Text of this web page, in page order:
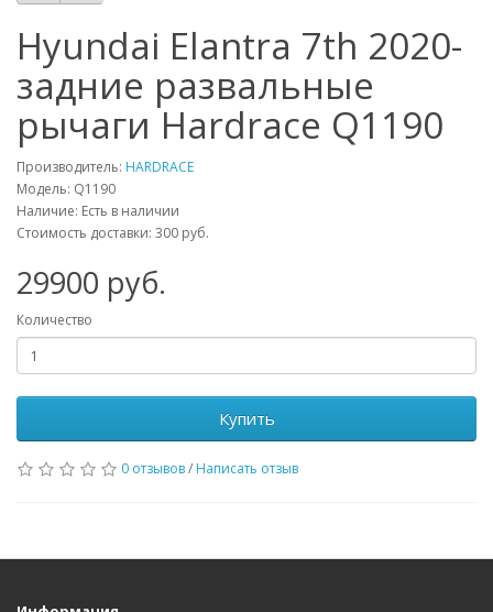
Hyundai Elantra 7th 2020-
задние развальные
рычаги Hardrace Q1190
Производитель: HARDRACE
Модель: Q1190
Наличие: Есть в наличии
Стоимость доставки: 300 руб.
29900 руб.
Количество
Купить
0 отзывов/ Написать отзыв